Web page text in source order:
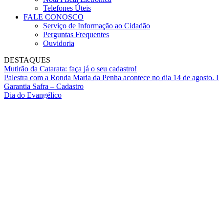
Telefones Úteis
FALE CONOSCO
Serviço de Informação ao Cidadão
Perguntas Frequentes
Ouvidoria
DESTAQUES
Mutirão da Catarata: faça já o seu cadastro!
Palestra com a Ronda Maria da Penha acontece no dia 14 de agosto.
Garantia Safra – Cadastro
Dia do Evangélico